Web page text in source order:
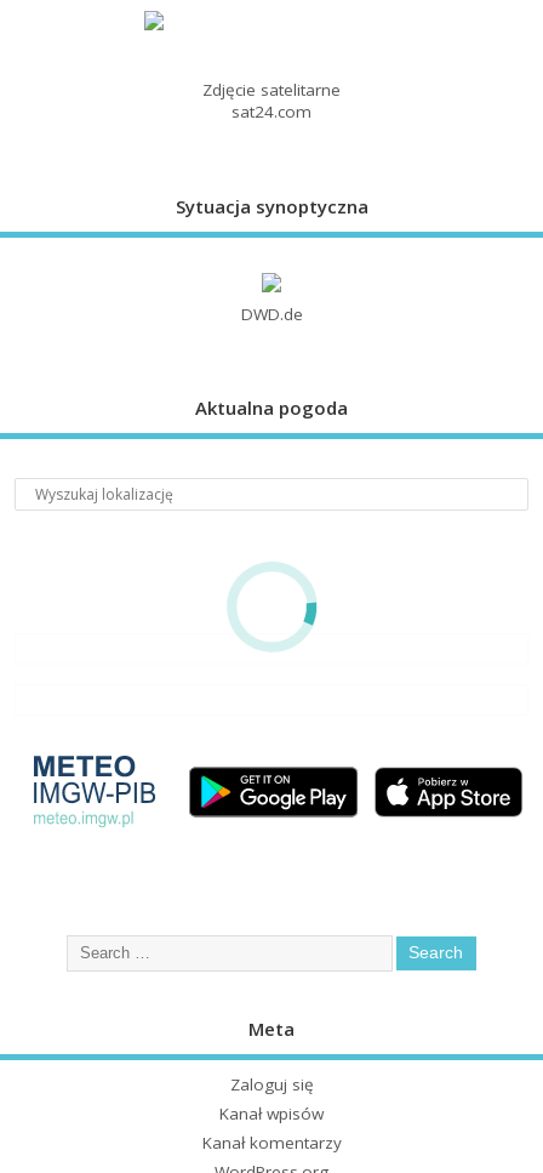
Zdjęcie satelitarne
sat24.com
Sytuacja synoptyczna
DWD.de
Aktualna pogoda
Meta
Zaloguj się
Kanał wpisów
Kanał komentarzy